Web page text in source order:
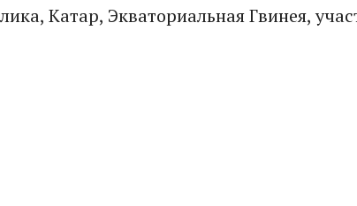
Катар, Экваториальная Гвинея,